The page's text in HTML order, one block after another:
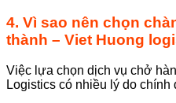
4. Vì sao nên chọn
thành – Viet Huong
Việc lựa chọn dịch vụ chở
Logistics có nhiều lý do chính